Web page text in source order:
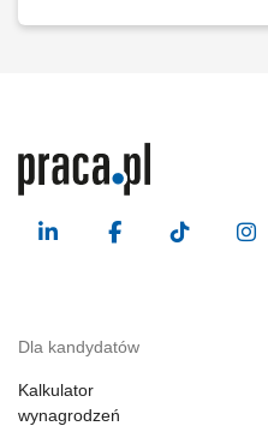
Dla kandydatów
Kalkulator
wynagrodzeń